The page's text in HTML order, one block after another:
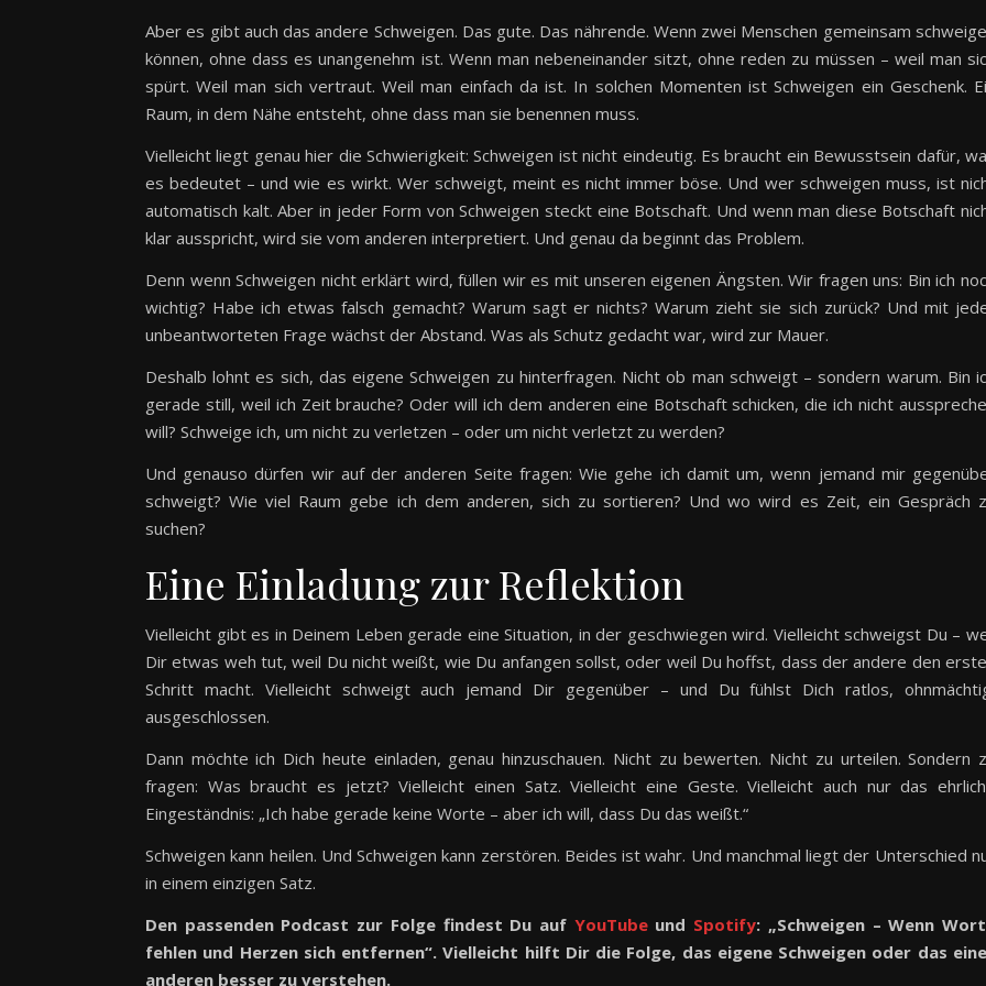
Aber es gibt auch das andere Schweigen. Das gute. Das nährende. Wenn zwei Menschen gemeinsam
können, ohne dass es unangenehm ist. Wenn man nebeneinander sitzt, ohne reden zu müssen – weil man
spürt. Weil man sich vertraut. Weil man einfach da ist. In solchen Momenten ist Schweigen ein Geschenk.
Raum, in dem Nähe entsteht, ohne dass man sie benennen muss.
Vielleicht liegt genau hier die Schwierigkeit: Schweigen ist nicht eindeutig. Es braucht ein Bewusstsein dafür,
es bedeutet – und wie es wirkt. Wer schweigt, meint es nicht immer böse. Und wer schweigen muss, ist
automatisch kalt. Aber in jeder Form von Schweigen steckt eine Botschaft. Und wenn man diese Botschaft
klar ausspricht, wird sie vom anderen interpretiert. Und genau da beginnt das Problem.
Denn wenn Schweigen nicht erklärt wird, füllen wir es mit unseren eigenen Ängsten. Wir fragen uns: Bin ich
wichtig? Habe ich etwas falsch gemacht? Warum sagt er nichts? Warum zieht sie sich zurück? Und mit
unbeantworteten Frage wächst der Abstand. Was als Schutz gedacht war, wird zur Mauer.
Deshalb lohnt es sich, das eigene Schweigen zu hinterfragen. Nicht ob man schweigt – sondern warum. Bin
gerade still, weil ich Zeit brauche? Oder will ich dem anderen eine Botschaft schicken, die ich nicht
will? Schweige ich, um nicht zu verletzen – oder um nicht verletzt zu werden?
Und genauso dürfen wir auf der anderen Seite fragen: Wie gehe ich damit um, wenn jemand mir
schweigt? Wie viel Raum gebe ich dem anderen, sich zu sortieren? Und wo wird es Zeit, ein Gespräch
suchen?
Eine Einladung zur Reflektion
Vielleicht gibt es in Deinem Leben gerade eine Situation, in der geschwiegen wird. Vielleicht schweigst Du –
Dir etwas weh tut, weil Du nicht weißt, wie Du anfangen sollst, oder weil Du hoffst, dass der andere den
Schritt macht. Vielleicht schweigt auch jemand Dir gegenüber – und Du fühlst Dich ratlos,
ausgeschlossen.
Dann möchte ich Dich heute einladen, genau hinzuschauen. Nicht zu bewerten. Nicht zu urteilen. Sondern
fragen: Was braucht es jetzt? Vielleicht einen Satz. Vielleicht eine Geste. Vielleicht auch nur das
Eingeständnis: „Ich habe gerade keine Worte – aber ich will, dass Du das weißt.“
Schweigen kann heilen. Und Schweigen kann zerstören. Beides ist wahr. Und manchmal liegt der Unterschied
in einem einzigen Satz.
Den passenden Podcast zur Folge findest Du auf YouTubeund Spotify: „Schweigen – Wenn
fehlen und Herzen sich entfernen“. Vielleicht hilft Dir die Folge, das eigene Schweigen oder das
anderen besser zu verstehen.